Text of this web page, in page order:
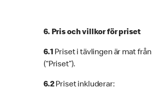
6. Pris och villkor för priset
6.1 Priset i tävlingen är mat
(“Priset”).
6.2Priset inkluderar: